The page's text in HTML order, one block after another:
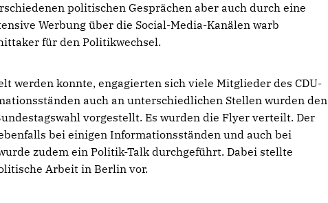
politischen Gesprächen aber auch durch eine
Werbung über die Social-Media-Kanälen warb
für den Politikwechsel.
werden konnte, engagierten sich viele Mitglieder des CDU-
auch an unterschiedlichen Stellen wurden den
vorgestellt. Es wurden die Flyer verteilt. Der
bei einigen Informationsständen und auch bei
zudem ein Politik-Talk durchgeführt. Dabei stellte
Arbeit in Berlin vor.